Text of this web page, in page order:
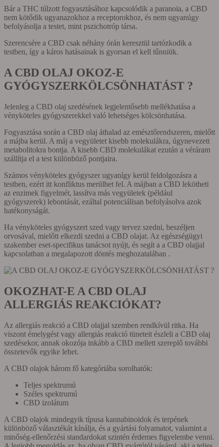
Bár a THC túlzott fogyasztásához kapcsolódik a paranoia, a CBD
nem kötődik ugyanazokhoz a receptorokhoz, és nem ugyanúgy
befolyásolja a testet, mint pszichotróp társa.
Szerencsére a CBD csak néhány órán keresztül tartózkodik a
testben, így a káros hatásainak is gyorsan el kell tűnniük.
A CBD OLAJ OKOZ-E
GYÓGYSZERKÖLCSÖNHATÁST ?
Jelenleg a CBD olaj szedésének legjelentősebb mellékhatása a
vényköteles gyógyszerekkel való lehetséges kölcsönhatása.
Fogyasztása során a CBD olaj áthalad az emésztőrendszeren, mielőtt
a májba kerül. A máj a vegyületet kisebb molekulákra, úgynevezett
metabolitokra bontja. A kisebb CBD molekulákat ezután a véráram
szállítja el a test különböző pontjaira.
Számos vényköteles gyógyszer ugyanígy kerül feldolgozásra a
testben, ezért itt konfliktus merülhet fel. A májban a CBD lekötheti
az enzimek figyelmét, lassítva más vegyületek (például
gyógyszerek) lebontását, ezáltal potenciálisan befolyásolva azok
hatékonyságát.
Ha vényköteles gyógyszert szed vagy tervez szedni, beszéljen
orvosával, mielőtt elkezdi szedni a CBD olajat. Az egészségügyi
szakember eset-specifikus tanácsot nyújt, és segít a a CBD olajjal
kapcsolatban a megalapozott döntés meghozatalában .
OKOZHAT-E A CBD OLAJ
ALLERGIÁS REAKCIÓKAT?
Az allergiás reakció a CBD olajjal szemben rendkívül ritka. Ha
viszont émelygést vagy allergiás reakció tüneteit észleli a CBD olaj
szedésekor, annak okozója inkább a CBD mellett szereplő további
összetevők egyike lehet.
A CBD olajok három fő kategóriába sorolhatók:
Teljes spektrumú
Széles spektrumú
CBD izolátum
A CBD olajok mindegyik típusa kannabinoidok és terpének
különböző választékát kínálja, és a gyártási folyamatot, valamint a
minőség-ellenőrzési standardokat szintén érdemes figyelembe venni.